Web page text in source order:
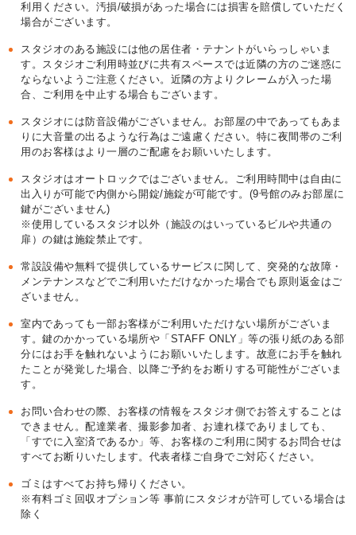
利用ください。汚損/破損があった場合には損害を賠償していただく
場合がございます。
スタジオのある施設には他の居住者・テナントがいらっしゃいま
す。スタジオご利用時並びに共有スペースでは近隣の方のご迷惑に
ならないようご注意ください。近隣の方よりクレームが入った場
合、ご利用を中止する場合もございます。
スタジオには防音設備がございません。お部屋の中であってもあま
りに大音量の出るような行為はご遠慮ください。特に夜間帯のご利
用のお客様はより一層のご配慮をお願いいたします。
スタジオはオートロックではございません。ご利用時間中は自由に
出入りが可能で内側から開錠/施錠が可能です。(9号館のみお部屋に
鍵がございません)
※使用しているスタジオ以外（施設のはいっているビルや共通の
扉）の鍵は施錠禁止です。
常設設備や無料で提供しているサービスに関して、突発的な故障・
メンテナンスなどでご利用いただけなかった場合でも原則返金はご
ざいません。
室内であっても一部お客様がご利用いただけない場所がございま
す。鍵のかかっている場所や「STAFF ONLY」等の張り紙のある部
分にはお手を触れないようにお願いいたします。故意にお手を触れ
たことが発覚した場合、以降ご予約をお断りする可能性がございま
す。
お問い合わせの際、お客様の情報をスタジオ側でお答えすることは
できません。配達業者、撮影参加者、お連れ様でありましても、
「すでに入室済であるか」等、お客様のご利用に関するお問合せは
すべてお断りいたします。代表者様ご自身でご対応ください。
ゴミはすべてお持ち帰りください。
※有料ゴミ回収オプション等 事前にスタジオが許可している場合は
除く